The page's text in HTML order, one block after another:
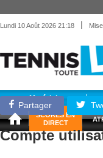
Lundi 10 Août 2026 21:18 |
Matériel
SCORES EN
DIRECT
Partager
Compte